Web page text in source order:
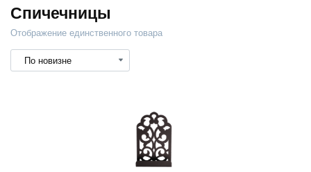
Спичечницы
Отображение единственного товара